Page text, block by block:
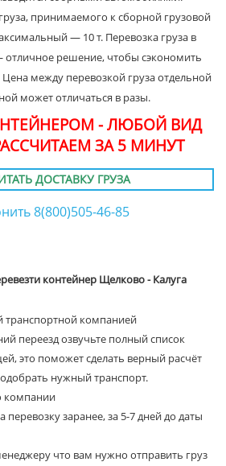
принимаемого к сборной грузовой
— 10 т. Перевозка груза в
отличное решение, чтобы сэкономить
Цена между перевозкой груза отдельной
может отличаться в разы.
- ЛЮБОЙ ВИД
ЗА 5 МИНУТ
ДОСТАВКУ ГРУЗА
8(800)505-46-85
контейнер Щелково - Калуга
транспортной компанией
переезд озвучьте полный список
это поможет сделать верный расчёт
нужный транспорт.
компании
перевозку заранее, за 5-7 дней до даты
что вам нужно отправить груз